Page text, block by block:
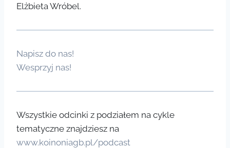
Elżbieta Wróbel.
Napisz do nas!
Wesprzyj nas!
Wszystkie odcinki z podziałem na cykle
tematyczne znajdziesz na
www.koinoniagb.pl/podcast